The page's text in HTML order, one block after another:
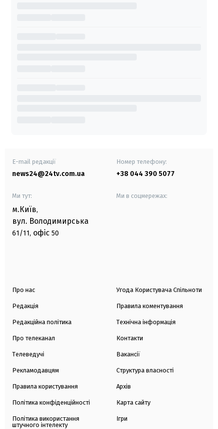
E-mail редакції
news24@24tv.com.ua
Номер телефону:
+38 044 390 5077
Ми тут:
м.Київ,
вул. Володимирська
61/11, офіс 50
Ми в соцмережах:
Про нас
Редакція
Редакційна політика
Про телеканал
Телеведучі
Рекламодавцям
Правила користування
Політика конфіденційності
Політика використання
штучного інтелекту
Угода Користувача Спільноти
Правила коментування
Технічна інформація
Контакти
Вакансії
Структура власності
Архів
Карта сайту
Ігри